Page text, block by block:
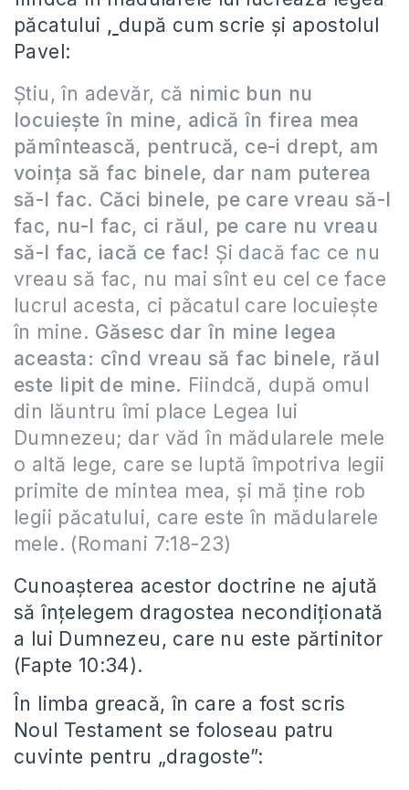
păcatului , după cum scrie și apostolul
Pavel:
Ştiu, în adevăr, că nimic bun nu
locuieşte în mine, adică în firea mea
pămîntească, pentrucă, ce-i drept, am
voinţa să fac binele, dar nam puterea
să-l fac. Căci binele, pe care vreau să-l
fac, nu-l fac, ci răul, pe care nu vreau
să-l fac, iacă ce fac! Şi dacă fac ce nu
vreau să fac, nu mai sînt eu cel ce face
lucrul acesta, ci păcatul care locuieşte
în mine. Găsesc dar în mine legea
aceasta: cînd vreau să fac binele, răul
este lipit de mine. Fiindcă, după omul
din lăuntru îmi place Legea lui
Dumnezeu; dar văd în mădularele mele
o altă lege, care se luptă împotriva legii
primite de mintea mea, şi mă ţine rob
legii păcatului, care este în mădularele
mele. (Romani 7:18-23)
Cunoașterea acestor doctrine ne ajută
să înțelegem dragostea necondiționată
a lui Dumnezeu, care nu este părtinitor
(Fapte 10:34).
În limba greacă, în care a fost scris
Noul Testament se foloseau patru
cuvinte pentru „dragoste”: